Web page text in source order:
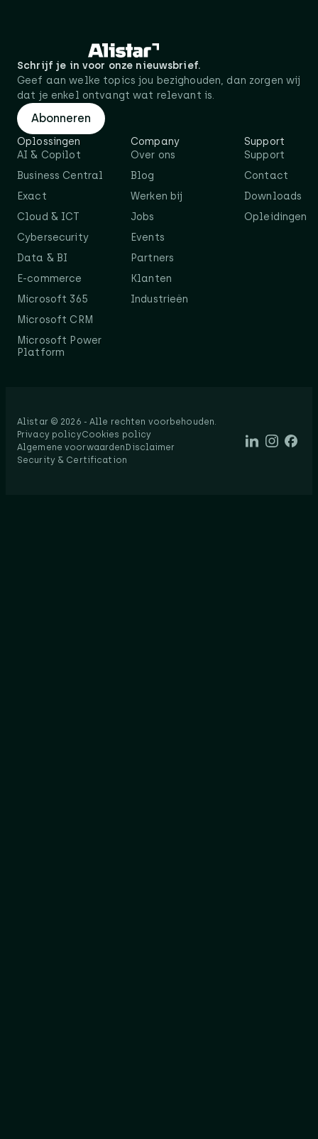
Schrijf je in voor onze nieuwsbrief.
Geef aan welke topics jou bezighouden, dan zorgen wij
dat je enkel ontvangt wat relevant is.
Abonneren
Oplossingen
AI & Copilot
Business Central
Exact
Cloud & ICT
Cybersecurity
Data & BI
E-commerce
Microsoft 365
Microsoft CRM
Microsoft Power
Platform
Company
Over ons
Blog
Werken bij
Jobs
Events
Partners
Klanten
Industrieën
Support
Support
Contact
Downloads
Opleidingen
Alistar © 2026 - Alle rechten voorbehouden.​
Privacy policyCookies policy
Algemene voorwaardenDisclaimer
Security & Certification